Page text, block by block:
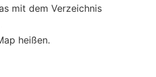
mit dem Verzeichnis
heißen.